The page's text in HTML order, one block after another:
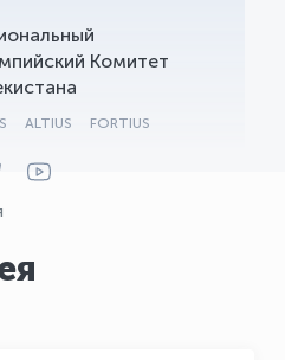
Комитет
ALTIUS FORTIUS